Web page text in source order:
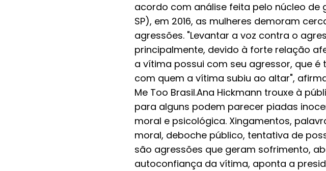
acordo com análise feita pelo núcleo de
SP), em 2016, as mulheres demoram
agressões. "Levantar a voz contra o
principalmente, devido à forte relação
a vítima possui com seu agressor, que
com quem a vítima subiu ao altar",
Me Too Brasil.Ana Hickmann trouxe à
para alguns podem parecer piadas
moral e psicológica. Xingamentos,
moral, deboche público, tentativa de
são agressões que geram sofrimento,
autoconfiança da vítima, aponta a